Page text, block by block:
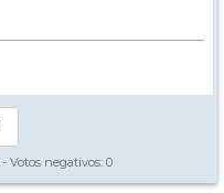
- Votos negativos: 0